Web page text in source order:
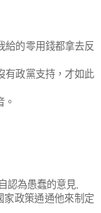
給的零用錢都拿去反
有政黨支持，才如此
。
認為愚蠢的意見,
家政策通通他來制定